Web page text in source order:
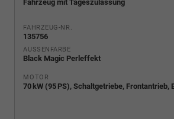
Fahrzeug mit Tageszulassung
FAHRZEUG-NR.
135756
AUSSENFARBE
Black Magic Perleffekt
MOTOR
70 kW (95 PS), Schaltgetriebe, Frontantrieb,